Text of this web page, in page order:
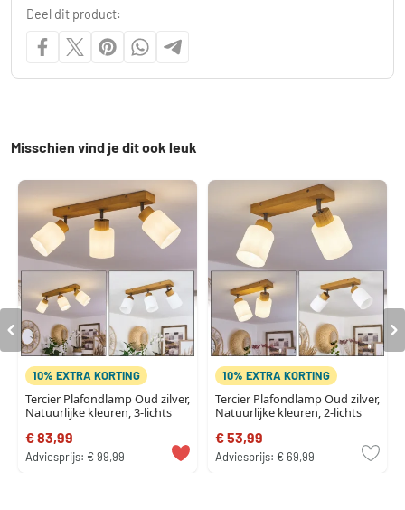
Deel dit product:
Misschien vind je dit ook leuk
10% EXTRA KORTING
Tercier Plafondlamp Oud zilver,
Natuurlijke kleuren, 3-lichts
€ 83,99
Adviesprijs:€ 99,99
10% EXTRA KORTING
Tercier Plafondlamp Oud zilver,
Natuurlijke kleuren, 2-lichts
€ 53,99
Adviesprijs:€ 69,99